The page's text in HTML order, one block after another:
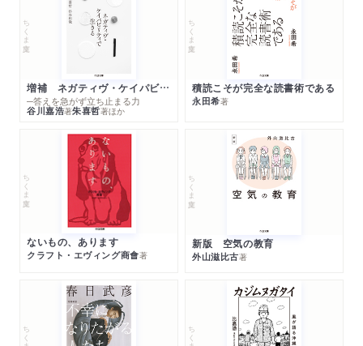
ちくま文庫
増補 ネガティヴ・ケイパビリティで生きる
─答えを急がず立ち止まる力
谷川嘉浩著朱喜哲著ほか
ちくま文庫
積読こそが完全な読書術である
永田希著
ちくま文庫
ないもの、あります
クラフト・エヴィング商會著
ちくま文庫
新版 空気の教育
外山滋比古著
ちくま文庫 ちくま文庫